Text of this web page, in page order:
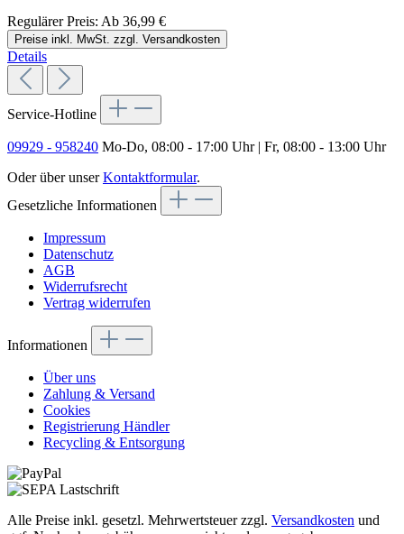
Regulärer Preis: Ab 36,99 €
Preise inkl. MwSt. zzgl. Versandkosten
Details
Service-Hotline
09929 - 958240 Mo-Do, 08:00 - 17:00 Uhr | Fr, 08:00 - 13:00 Uhr
Oder über unserKontaktformular.
Gesetzliche Informationen
Impressum
Datenschutz
AGB
Widerrufsrecht
Vertrag widerrufen
Informationen
Über uns
Zahlung & Versand
Cookies
Registrierung Händler
Recycling & Entsorgung
Alle Preise inkl. gesetzl. Mehrwertsteuer zzgl. Versandkosten und